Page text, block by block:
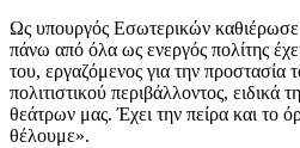
Ως υπουργός Εσωτερικών
πάνω από όλα ως ενεργός πολίτης
του, εργαζόμενος για την προστασία
πολιτιστικού περιβάλλοντος, ειδικά
θεάτρων μας. Έχει την πείρα και το
θέλουμε».